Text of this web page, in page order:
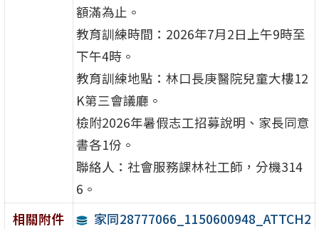
額滿為止。
教育訓練時間：2026年7月2日上午9時至
下午4時。
教育訓練地點：林口長庚醫院兒童大樓12
K第三會議廳。
檢附2026年暑假志工招募說明、家長同意
書各1份。
聯絡人：社會服務課林社工師，分機314
6。
相關附件
家同28777066_1150600948_ATTCH2